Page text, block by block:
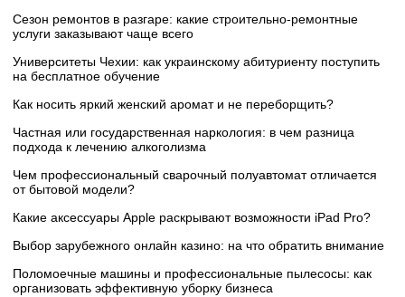
Сезон ремонтов в разгаре: какие строительно-ремонтные
услуги заказывают чаще всего
Университеты Чехии: как украинскому абитуриенту поступить
на бесплатное обучение
Как носить яркий женский аромат и не переборщить?
Частная или государственная наркология: в чем разница
подхода к лечению алкоголизма
Чем профессиональный сварочный полуавтомат отличается
от бытовой модели?
Какие аксессуары Apple раскрывают возможности iPad Pro?
Выбор зарубежного онлайн казино: на что обратить внимание
Поломоечные машины и профессиональные пылесосы: как
организовать эффективную уборку бизнеса